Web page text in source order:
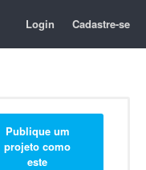
Login Cadastre-se
Publique um
projeto como
este